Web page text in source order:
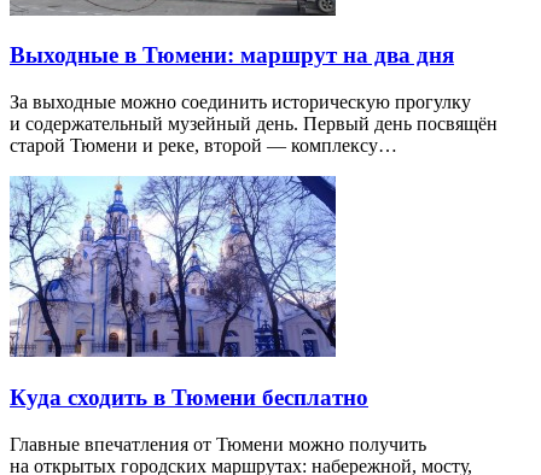
Выходные в Тюмени: маршрут на два дня
За выходные можно соединить историческую прогулку
и содержательный музейный день. Первый день посвящён
старой Тюмени и реке, второй — комплексу…
Куда сходить в Тюмени бесплатно
Главные впечатления от Тюмени можно получить
на открытых городских маршрутах: набережной, мосту,